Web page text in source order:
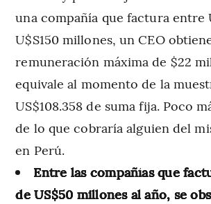
una compañía que factura entre
U$S150 millones, un CEO
remuneración máxima de $22
equivale al momento de la
US$108.358 de suma fija. Poco
de lo que cobraría alguien del
en Perú.
Entre las compañías que
de US$50 millones al año, se